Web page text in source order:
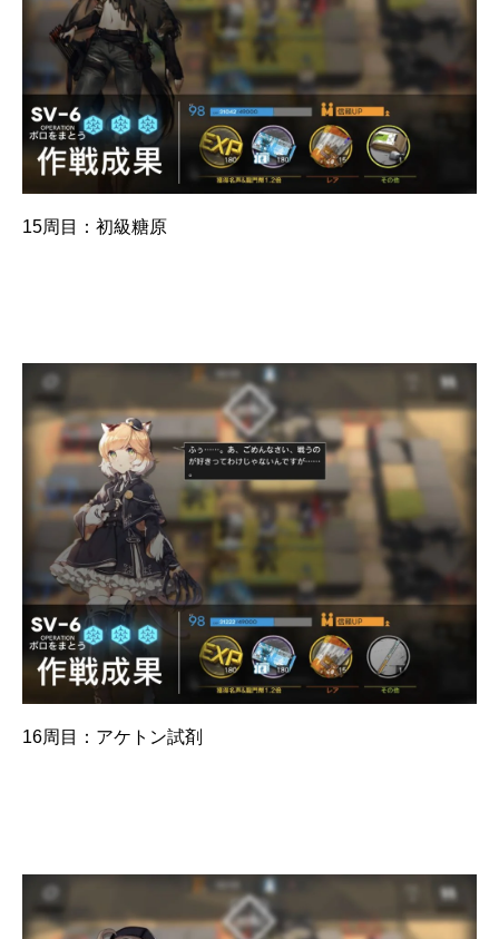
15周目：初級糖原
16周目：アケトン試剤